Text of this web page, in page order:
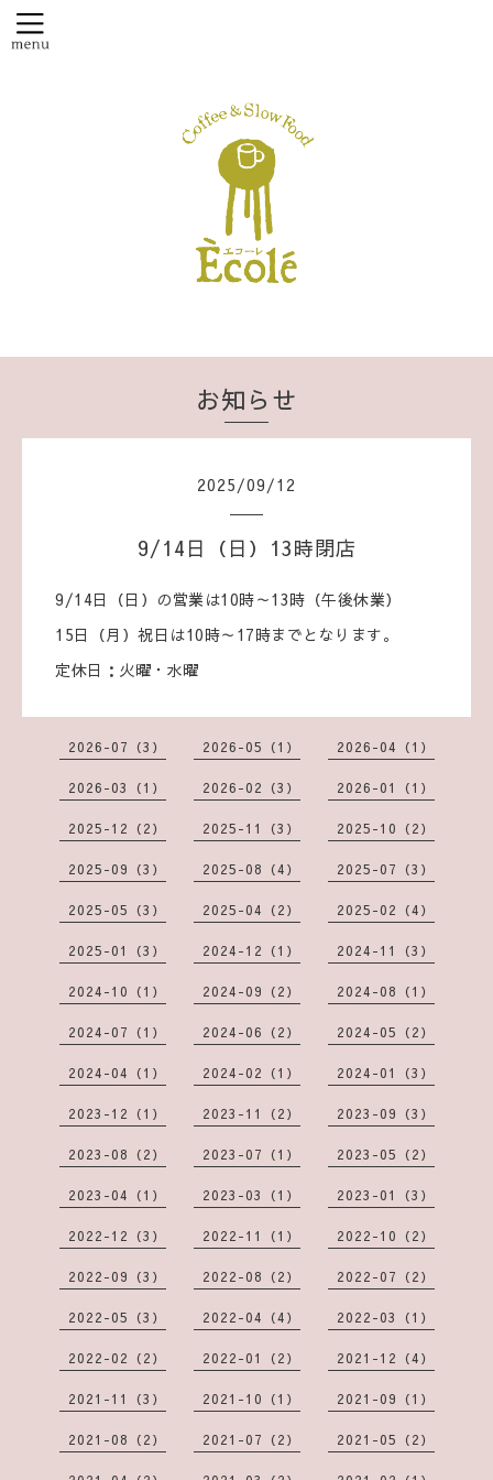
お知らせ
2025/09/12
9/14日（日）13時閉店
9/14日（日）の営業は10時～13時（午後休業）
15日（月）祝日は10時～17時までとなります。
定休日：火曜・水曜
2026-07（3） 2026-05（1） 2026-04（1）
2026-03（1） 2026-02（3） 2026-01（1）
2025-12（2） 2025-11（3） 2025-10（2）
2025-09（3） 2025-08（4） 2025-07（3）
2025-05（3） 2025-04（2） 2025-02（4）
2025-01（3） 2024-12（1） 2024-11（3）
2024-10（1） 2024-09（2） 2024-08（1）
2024-07（1） 2024-06（2） 2024-05（2）
2024-04（1） 2024-02（1） 2024-01（3）
2023-12（1） 2023-11（2） 2023-09（3）
2023-08（2） 2023-07（1） 2023-05（2）
2023-04（1） 2023-03（1） 2023-01（3）
2022-12（3） 2022-11（1） 2022-10（2）
2022-09（3） 2022-08（2） 2022-07（2）
2022-05（3） 2022-04（4） 2022-03（1）
2022-02（2） 2022-01（2） 2021-12（4）
2021-11（3） 2021-10（1） 2021-09（1）
2021-08（2） 2021-07（2） 2021-05（2）